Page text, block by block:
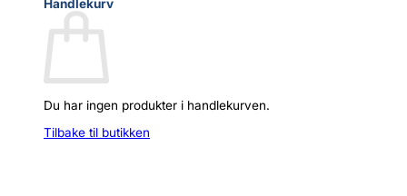
Handlekurv
Du har ingen produkter i handlekurven.
Tilbake til butikken